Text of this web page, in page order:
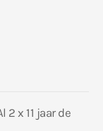
x 11 jaar de